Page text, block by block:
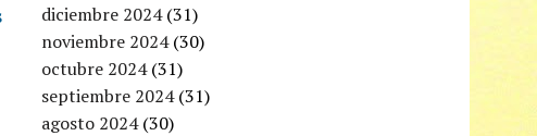
diciembre 2024(31)
noviembre 2024(30)
octubre 2024(31)
septiembre 2024(31)
agosto 2024(30)